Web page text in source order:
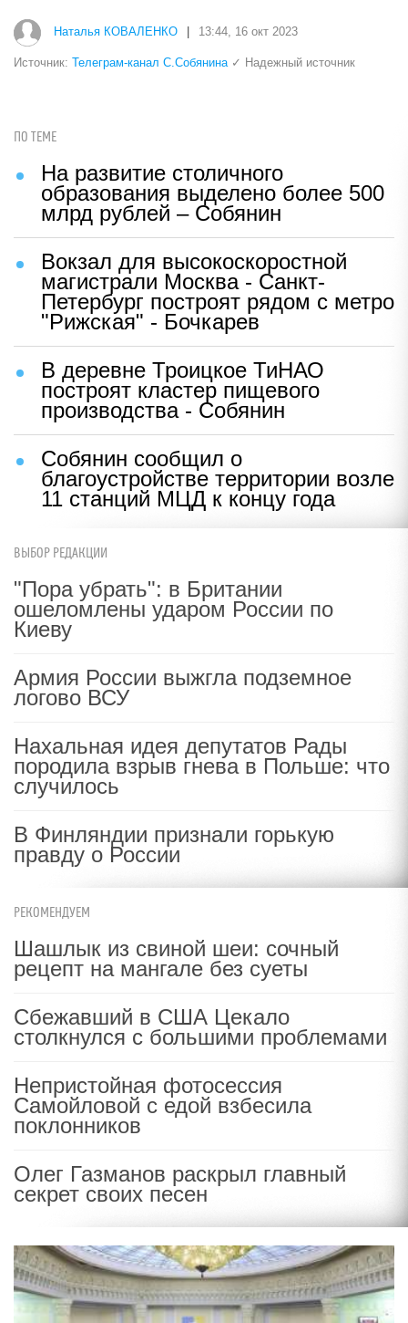
Наталья КОВАЛЕНКО 13:44, 16 окт 2023
Источник: Телеграм-канал С.Собянина ✓ Надежный источник
ПО ТЕМЕ
На развитие столичного
образования выделено более 500
млрд рублей – Собянин
Вокзал для высокоскоростной
магистрали Москва - Санкт-
Петербург построят рядом с метро
"Рижская" - Бочкарев
В деревне Троицкое ТиНАО
построят кластер пищевого
производства - Собянин
Собянин сообщил о
благоустройстве территории возле
11 станций МЦД к концу года
ВЫБОР РЕДАКЦИИ
"Пора убрать": в Британии
ошеломлены ударом России по
Киеву
Армия России выжгла подземное
логово ВСУ
Нахальная идея депутатов Рады
породила взрыв гнева в Польше: что
случилось
В Финляндии признали горькую
правду о России
РЕКОМЕНДУЕМ
Шашлык из свиной шеи: сочный
рецепт на мангале без суеты
Сбежавший в США Цекало
столкнулся с большими проблемами
Непристойная фотосессия
Самойловой с едой взбесила
поклонников
Олег Газманов раскрыл главный
секрет своих песен